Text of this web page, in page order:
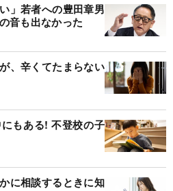
」若者への豊田章男
音も出なかった
、辛くてたまらない
にもある! 不登校の子
に相談するときに知